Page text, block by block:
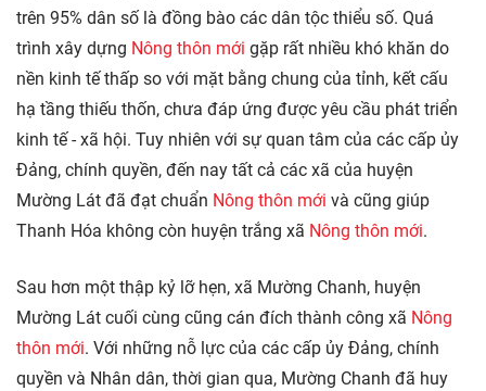
trên 95% dân số là đồng bào các dân tộc thiểu số. Quá
trình xây dựng Nông thôn mới gặp rất nhiều khó khăn do
nền kinh tế thấp so với mặt bằng chung của tỉnh, kết cấu
hạ tầng thiếu thốn, chưa đáp ứng được yêu cầu phát triển
kinh tế - xã hội. Tuy nhiên với sự quan tâm của các cấp ủy
Đảng, chính quyền, đến nay tất cả các xã của huyện
Mường Lát đã đạt chuẩn Nông thôn mới và cũng giúp
Thanh Hóa không còn huyện trắng xã Nông thôn mới.
Sau hơn một thập kỷ lỡ hẹn, xã Mường Chanh, huyện
Mường Lát cuối cùng cũng cán đích thành công xã Nông
thôn mới. Với những nỗ lực của các cấp ủy Đảng, chính
quyền và Nhân dân, thời gian qua, Mường Chanh đã huy